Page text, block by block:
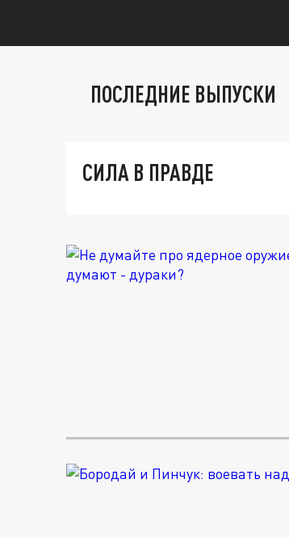
ПОСЛЕДНИЕ ВЫПУСКИ
СИЛА В ПРАВДЕ